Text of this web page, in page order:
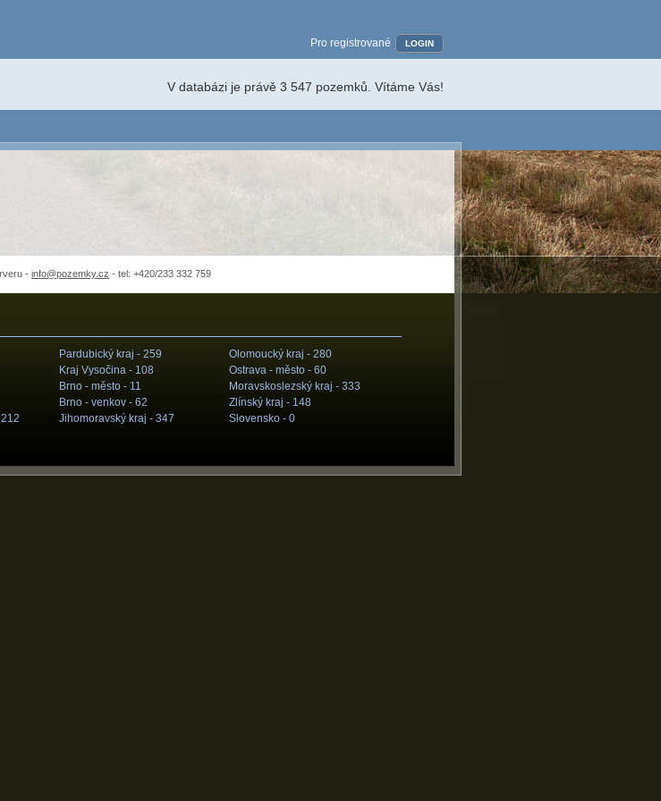
Pro registrované LOGIN
V databázi je právě 3 547 pozemků. Vítáme Vás!
- info@pozemky.cz - tel: +420/233 332 759
212
Pardubický kraj - 259
Kraj Vysočina - 108
Brno - město - 11
Brno - venkov - 62
Jihomoravský kraj - 347
Olomoucký kraj - 280
Ostrava - město - 60
Moravskoslezský kraj - 333
Zlínský kraj - 148
Slovensko - 0